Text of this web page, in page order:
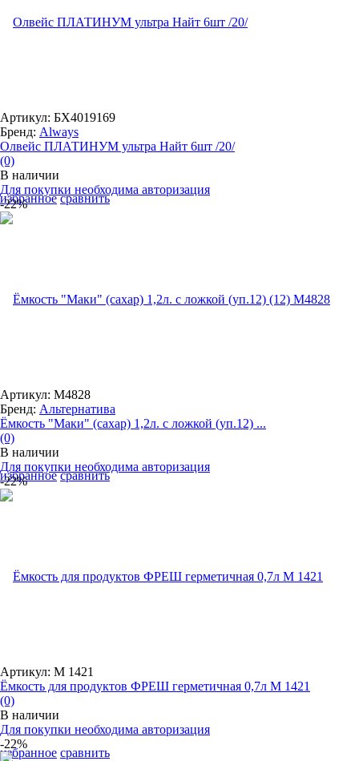
избранное сравнить
Артикул: БХ4019169
Бренд: Always
Олвейс ПЛАТИНУМ ультра Найт 6шт /20/
(0)
В наличии
Для покупки необходима авторизация
-22%
избранное сравнить
Артикул: М4828
Бренд: Альтернатива
Ёмкость "Маки" (сахар) 1,2л. с ложкой (уп.12) ...
(0)
В наличии
Для покупки необходима авторизация
-22%
избранное сравнить
Артикул: М 1421
Ёмкость для продуктов ФРЕШ герметичная 0,7л М 1421
(0)
В наличии
Для покупки необходима авторизация
-22%